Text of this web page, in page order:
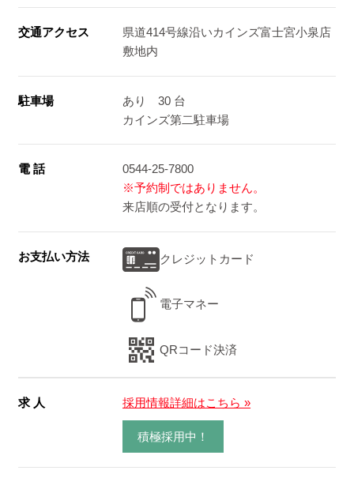
交通アクセス
県道414号線沿いカインズ富士宮小泉店
敷地内
駐車場
あり 30 台
カインズ第二駐車場
電 話
0544-25-7800
※予約制ではありません。
来店順の受付となります。
お支払い方法 クレジットカード
電子マネー
QRコード決済
求 人 採用情報詳細はこちら »
積極採用中！